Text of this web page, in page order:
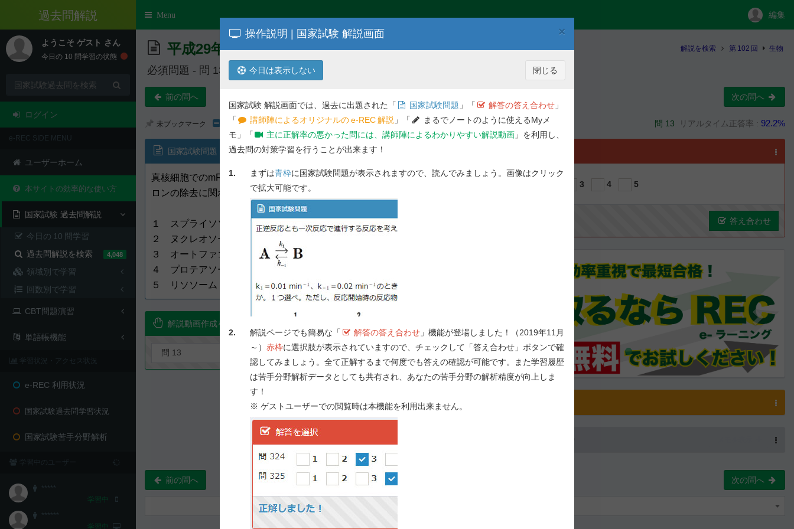
×
操作説明 | 国家試験 解説画面
今日は表示しない 閉じる
国家試験 解説画面では、過去に出題された「 国家試験問題 」「 解答の答え合わせ 」
「
講師陣によるオリジナルのe-REC解説 」「
まるでノートのように使えるMyメ
モ」「
主に正解率の悪かった問には、講師陣によるわかりやすい解説動画 」を利用し、
過去問の対策学習を行うことが出来ます！
1. まずは青枠に国家試験問題が表示されますので、読んでみましょう。画像はクリック
で拡大可能です。
2. 解説ページでも簡易な「 解答の答え合わせ 」機能が登場しました！（2019年11月
～） 赤枠に選択肢が表示されていますので、チェックして「答え合わせ」ボタンで確
認してみましょう。全て正解するまで何度でも答えの確認が可能です。また学習履歴
は苦手分野解析データとしても共有され、あなたの苦手分野の解析精度が向上しま
す！
※ ゲストユーザーでの閲覧時は本機能を利用出来ません。
e-REC
Toggle
Menu 編集
ようこそ ゲスト さん
今日の 10 問学習の状態
ログイン
e-REC SIDE MENU
ユーザーホーム
本サイトの効率的な使い方
国家試験 過去問解説
今日の 10 問学習
過去問解説を検索
4,048
領域別で学習
回数別で学習
CBT問題演習
単語帳機能
学習状況・アクセス状況
e-REC 利用状況
国家試験過去問学習状況
国家試験苦手分野解析
学習中のユーザー
*****
学習中
******
学習中
解説を検索 第 102 回 生物
平成29年度 第102回 薬剤師国家試験問題
必須問題 - 問 13
前の問へ 次の問へ
未ブックマーク 問 13 リアルタイム正答率 : 92.2%
国家試験問題
真核細胞でのmRNAのプロセシングによる成熟過程において、イント
ロンの除去に関わるのはどれか。１つ選べ。
１ スプライソソーム
２ ヌクレオソーム
３ オートファゴソーム
４ プロテアソーム
５ リソソーム
解説動画作成を要望！
要望する！
問 13
3 4 5
答え合わせ
前の問へ 次の問へ